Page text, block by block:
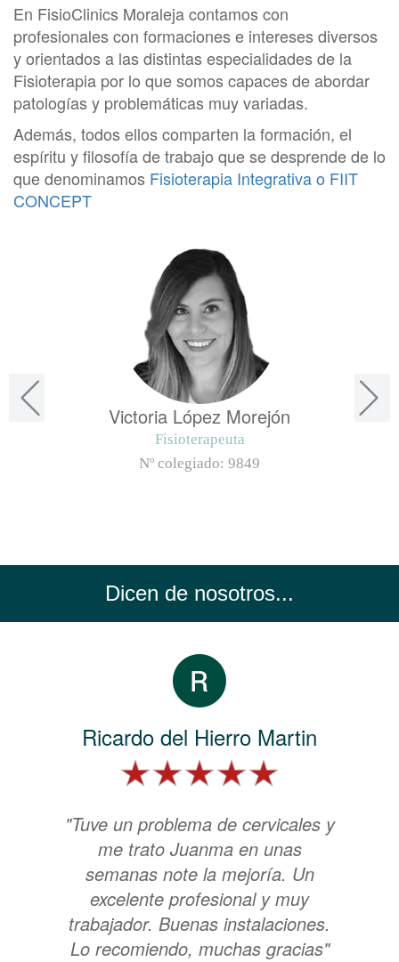
En FisioClinics Moraleja contamos con
profesionales con formaciones e intereses diversos
y orientados a las distintas especialidades de la
Fisioterapia por lo que somos capaces de abordar
patologías y problemáticas muy variadas.
Además, todos ellos comparten la formación, el
espíritu y filosofía de trabajo que se desprende de lo
que denominamos Fisioterapia Integrativa o FIIT
CONCEPT
Victoria López Morejón
Fisioterapeuta
Nº colegiado: 9849
Dicen de nosotros...
Ricardo del Hierro Martin
"Tuve un problema de cervicales y
me trato Juanma en unas
semanas note la mejoría. Un
excelente profesional y muy
trabajador. Buenas instalaciones.
Lo recomiendo, muchas gracias"